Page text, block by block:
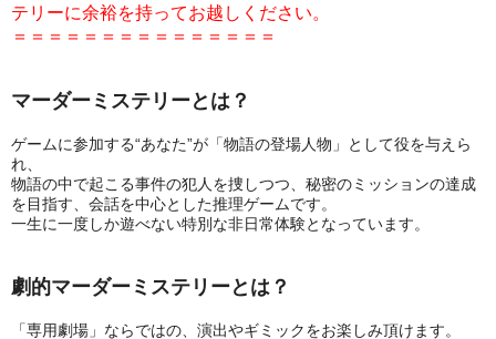
テリーに余裕を持ってお越しください。
＝＝＝＝＝＝＝＝＝＝＝＝＝＝＝
マーダーミステリーとは？
ゲームに参加する“あなた”が「物語の登場人物」として役を与えら
れ、
物語の中で起こる事件の犯人を捜しつつ、秘密のミッションの達成
を目指す、会話を中心とした推理ゲームです。
一生に一度しか遊べない特別な非日常体験となっています。
劇的マーダーミステリーとは？
「専用劇場」ならではの、演出やギミックをお楽しみ頂けます。